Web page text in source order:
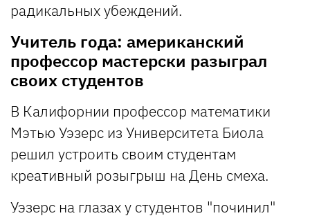
радикальных убеждений.
Учитель года: американский
профессор мастерски разыграл
своих студентов
В Калифорнии профессор математики
Мэтью Уэзерс из Университета Биола
решил устроить своим студентам
креативный розыгрыш на День смеха.
Уэзерс на глазах у студентов "починил"